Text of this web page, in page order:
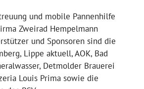
und mobile Pannenhilfe
Zweirad Hempelmann
und Sponsoren sind die
Lippe aktuell, AOK, Bad
Detmolder Brauerei
Louis Prima sowie die